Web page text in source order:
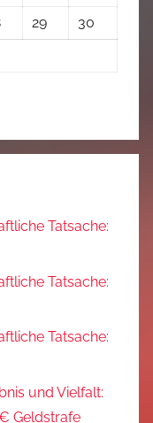
29
30
Tatsache:
Tatsache:
Tatsache:
und Vielfalt:
Geldstrafe